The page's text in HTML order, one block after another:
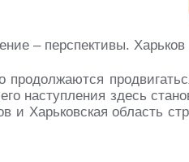
наступления здесь
и Харьковская область